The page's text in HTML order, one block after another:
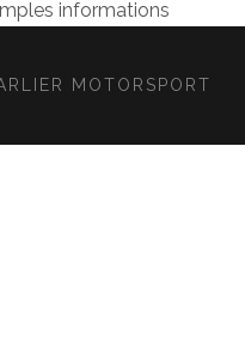
informations
MOTORSPORT